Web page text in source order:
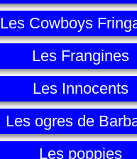
Les Cowboys
Les Frangines
Les Innocents
Les ogres de
Les poppies